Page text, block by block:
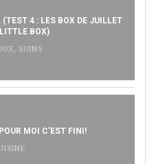
4 : LES BOX DE JUILLET
BOX)
, SOINS
MOI C’EST FINI!